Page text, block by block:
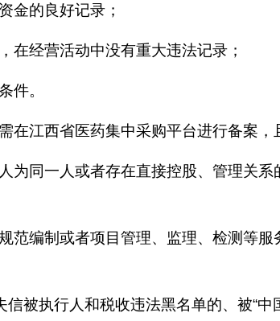
金的良好记录；
在经营活动中没有重大违法记录；
件。
在江西省医药集中采购平台进行备案，
为同一人或者存在直接控股、管理关
范编制或者项目管理、监理、检测等
信被执行人和税收违法黑名单的、被“